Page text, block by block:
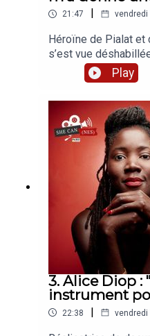
21:47 vendredi
Héroïne de Pialat et
s’est vue
d’autres. Elle
celles et ceux qui la
désamour du mot
CNC,
partenariat avec 50/
Production : PARDI
BreySon : Florian
Play
3. Alice Diop :
instrument
22:38 | vendredi